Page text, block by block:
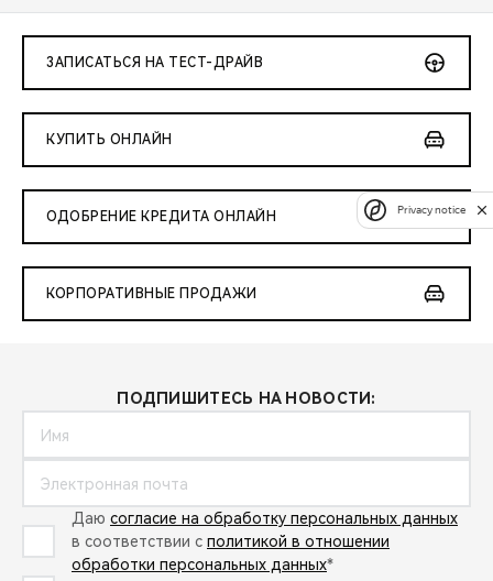
ЗАПИСАТЬСЯ НА ТЕСТ-ДРАЙВ
КУПИТЬ ОНЛАЙН
ОДОБРЕНИЕ КРЕДИТА ОНЛАЙН
КОРПОРАТИВНЫЕ ПРОДАЖИ
ПОДПИШИТЕСЬ НА НОВОСТИ:
Даю согласие на обработку персональных данных
в соответствии с политикой в отношении
обработки персональных данных*
Privacy notice